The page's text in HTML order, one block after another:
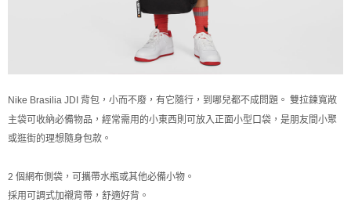
Nike Brasilia JDI 背包，小而不廢，有它隨行，到哪兒都不成問題。 雙拉鍊寬敞
主袋可收納必備物品，經常需用的小東西則可放入正面小型口袋，是朋友間小聚
或逛街的理想隨身包款。
2 個網布側袋，可攜帶水瓶或其他必備小物。
採用可調式加襯背帶，舒適好背。